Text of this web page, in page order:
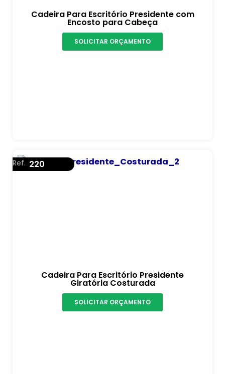
Cadeira Para Escritório Presidente com
Encosto para Cabeça
SOLICITAR ORÇAMENTO
Cadeira Para Escritório Presidente
Giratória Costurada
Ref. 220
SOLICITAR ORÇAMENTO